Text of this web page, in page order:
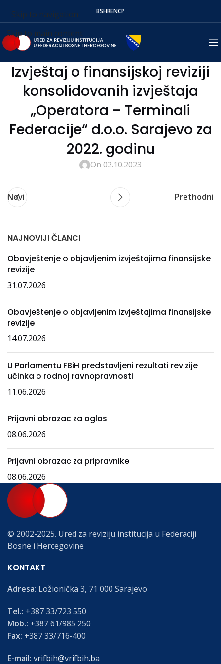
Skip to navigation
Skip to main content
BSHRENСР
Izvještaj o finansijskoj reviziji
konsolidovanih izvještaja
„Operatora – Terminali
Federacije“ d.o.o. Sarajevo za
2022. godinu
On 02.10.2023
Novi Prethodni
NAJNOVIJI ČLANCI
Obavještenje o objavljenim izvještajima finansijske
revizije
31.07.2026
Obavještenje o objavljenim izvještajima finansijske
revizije
14.07.2026
U Parlamentu FBiH predstavljeni rezultati revizije
učinka o rodnoj ravnopravnosti
11.06.2026
Prijavni obrazac za oglas
08.06.2026
Prijavni obrazac za pripravnike
08.06.2026
© 2002-2025. Ured za reviziju institucija u Federaciji
Bosne i Hercegovine
KONTAKT
Adresa: Ložionička 3, 71 000 Sarajevo
Tel.: +387 33/723 550
Mob.: +387 61/985 250
Fax: +387 33/716-400
E-mail: vrifbih@vrifbih.ba